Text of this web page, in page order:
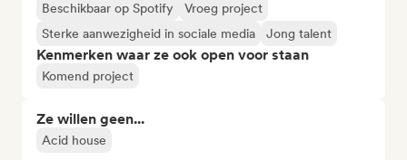
Beschikbaar op Spotify
Vroeg project
Sterke aanwezigheid in sociale media
Jong talent
Kenmerken waar ze ook open voor staan
Komend project
Ze willen geen...
Acid house